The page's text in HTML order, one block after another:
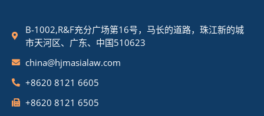
B-1002,R&F充分广场第16号，马长的道路，珠江新的城
市天河区、广东、中国510623
china@hjmasialaw.com
+8620 8121 6605
+8620 8121 6505